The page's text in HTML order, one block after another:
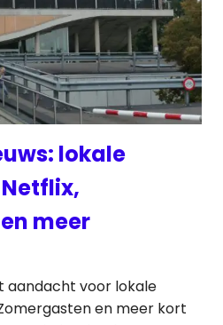
lokale
meer
aandacht voor lokale
en meer kort